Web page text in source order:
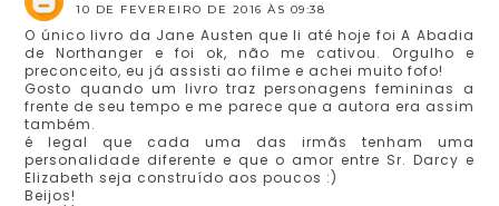
10 DE FEVEREIRO DE 2016 ÀS 09:38
O único livro da Jane Austen que li até hoje foi A Abadia
de Northanger e foi ok, não me cativou. Orgulho e
preconceito, eu já assisti ao filme e achei muito fofo!
Gosto quando um livro traz personagens femininas a
frente de seu tempo e me parece que a autora era assim
também.
é legal que cada uma das irmãs tenham uma
personalidade diferente e que o amor entre Sr. Darcy e
Elizabeth seja construído aos poucos :)
Beijos!